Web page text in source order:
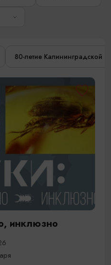
80-летие Калининградской
инклюзно